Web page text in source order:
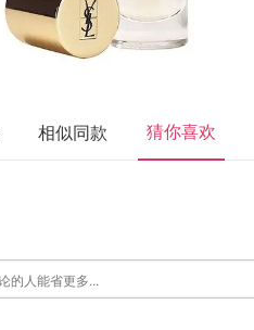
相似同款 猜你喜欢